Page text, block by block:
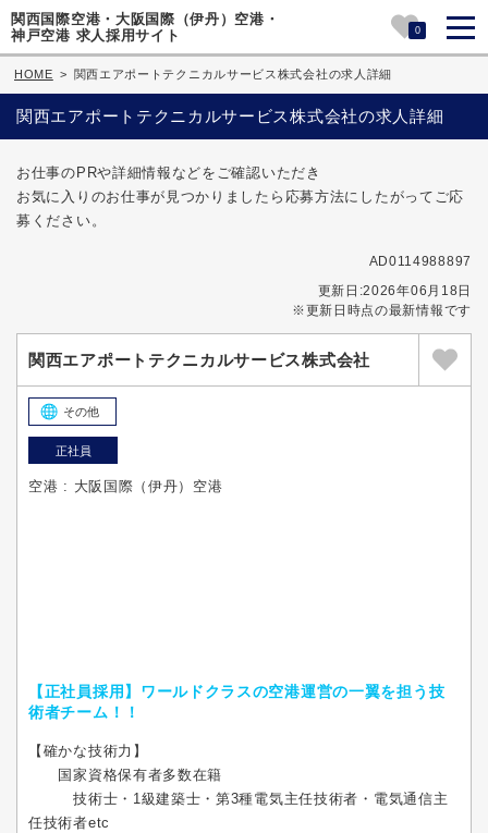
関西国際空港・大阪国際（伊丹）空港・
神戸空港 求人採用サイト
0
HOME > 関西エアポートテクニカルサービス株式会社の求人詳細
関西エアポートテクニカルサービス株式会社の求人詳細
お仕事のPRや詳細情報などをご確認いただき
お気に入りのお仕事が見つかりましたら応募方法にしたがってご応
募ください。
AD0114988897
更新日:2026年06月18日
※更新日時点の最新情報です
関西エアポートテクニカルサービス株式会社
その他
正社員
空港 : 大阪国際（伊丹）空港
【正社員採用】ワールドクラスの空港運営の一翼を担う技
術者チーム！！
【確かな技術力】
国家資格保有者多数在籍
技術士・1級建築士・第3種電気主任技術者・電気通信主
任技術者etc